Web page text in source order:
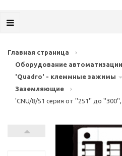
Главная страница
›
Оборудование
'Quadro' - клеммные зажимы
Заземляющие
›
'CNU/8/51 серия от ''251'' до